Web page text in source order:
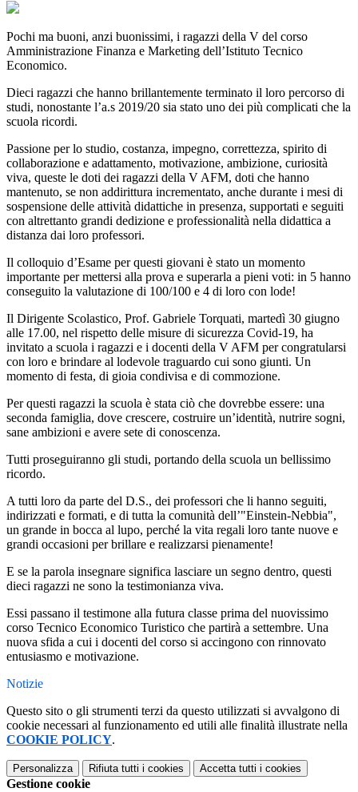
Pochi ma buoni, anzi buonissimi, i ragazzi della V del corso
Amministrazione Finanza e Marketing dell’Istituto Tecnico
Economico.
Dieci ragazzi che hanno brillantemente terminato il loro percorso di
studi, nonostante l’a.s 2019/20 sia stato uno dei più complicati che la
scuola ricordi.
Passione per lo studio, costanza, impegno, correttezza, spirito di
collaborazione e adattamento, motivazione, ambizione, curiosità
viva, queste le doti dei ragazzi della V AFM, doti che hanno
mantenuto, se non addirittura incrementato, anche durante i mesi di
sospensione delle attività didattiche in presenza, supportati e seguiti
con altrettanto grandi dedizione e professionalità nella didattica a
distanza dai loro professori.
Il colloquio d’Esame per questi giovani è stato un momento
importante per mettersi alla prova e superarla a pieni voti: in 5 hanno
conseguito la valutazione di 100/100 e 4 di loro con lode!
Il Dirigente Scolastico, Prof. Gabriele Torquati, martedì 30 giugno
alle 17.00, nel rispetto delle misure di sicurezza Covid-19, ha
invitato a scuola i ragazzi e i docenti della V AFM per congratularsi
con loro e brindare al lodevole traguardo cui sono giunti. Un
momento di festa, di gioia condivisa e di commozione.
Per questi ragazzi la scuola è stata ciò che dovrebbe essere: una
seconda famiglia, dove crescere, costruire un’identità, nutrire sogni,
sane ambizioni e avere sete di conoscenza.
Tutti proseguiranno gli studi, portando della scuola un bellissimo
ricordo.
A tutti loro da parte del D.S., dei professori che li hanno seguiti,
indirizzati e formati, e di tutta la comunità dell’"Einstein-Nebbia",
un grande in bocca al lupo, perché la vita regali loro tante nuove e
grandi occasioni per brillare e realizzarsi pienamente!
E se la parola insegnare significa lasciare un segno dentro, questi
dieci ragazzi ne sono la testimonianza viva.
Essi passano il testimone alla futura classe prima del nuovissimo
corso Tecnico Economico Turistico che partirà a settembre. Una
nuova sfida a cui i docenti del corso si accingono con rinnovato
entusiasmo e motivazione.
Notizie
Questo sito o gli strumenti terzi da questo utilizzati si avvalgono di
cookie necessari al funzionamento ed utili alle finalità illustrate nella
COOKIE POLICY.
Personalizza Rifiuta tutti i cookies Accetta tutti i cookies
Gestione cookie